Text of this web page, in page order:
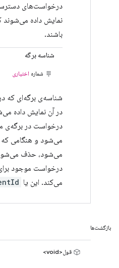
نمایش داده می‌شوند
باشند.
شناسه برگه
شماره اختیاری
شناسه‌ی برگه‌ای که
در آن نمایش داده
درخواست در
می‌شود و هنگامی که
می‌شود، حذف
درخواست موجود
می‌کند. این یا
بازگشت‌ها
قول<void>